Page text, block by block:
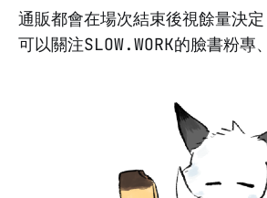
通販都會在場次結束後視餘量決定
可以關注SLOW.WORK的臉書粉專